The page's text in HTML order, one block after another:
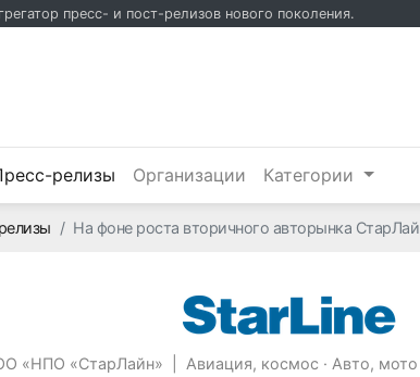
пресс- и пост-релизов нового поколения.
релизы (текущий)
Организации Категории
На фоне роста вторичного авторынка
«НПО «СтарЛайн» Авиация, космос · Авто, мото